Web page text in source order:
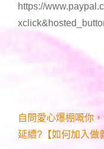
https://
自問愛心爆棚嘅你
延續?【如何加入做